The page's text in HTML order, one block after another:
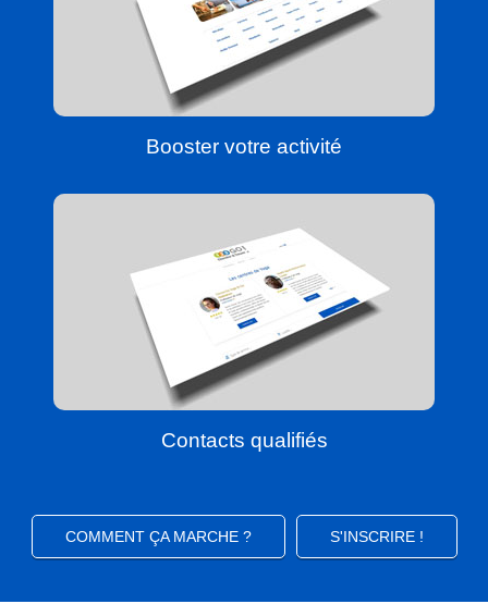
Booster votre activité
Contacts qualifiés
COMMENT ÇA MARCHE ? S'INSCRIRE !